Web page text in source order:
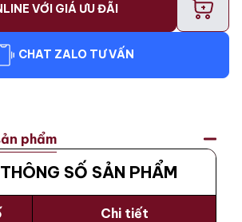
VỚI GIÁ ƯU ĐÃI +
CHAT ZALO TƯ VẤN
phẩm
SỐ SẢN PHẨM
Chi tiết